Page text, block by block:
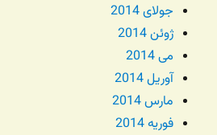
جولای 2014
ژوئن 2014
می 2014
آوریل 2014
مارس 2014
فوریه 2014